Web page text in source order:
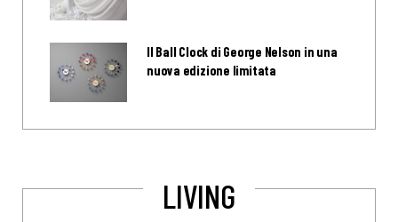
Il Ball Clock di George Nelson in una
nuova edizione limitata
LIVING